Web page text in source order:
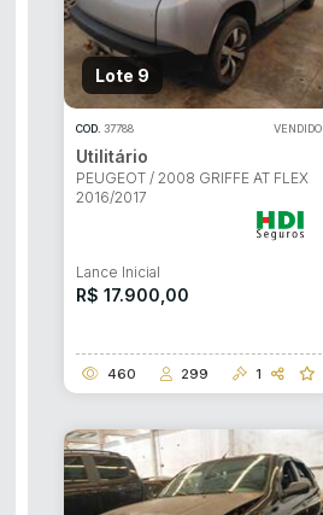
Lote 9
COD. 37788 VENDIDO
Utilitário
PEUGEOT / 2008 GRIFFE AT FLEX
2016/2017
Lance Inicial
R$ 17.900,00
460 299 1